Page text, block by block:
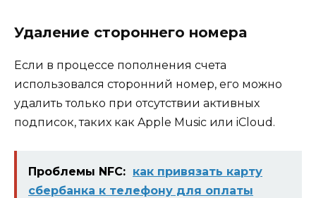
Удаление стороннего номера
Если в процессе пополнения счета
использовался сторонний номер, его можно
удалить только при отсутствии активных
подписок, таких как Apple Music или iCloud.
Проблемы NFC: как привязать карту
сбербанка к телефону для оплаты